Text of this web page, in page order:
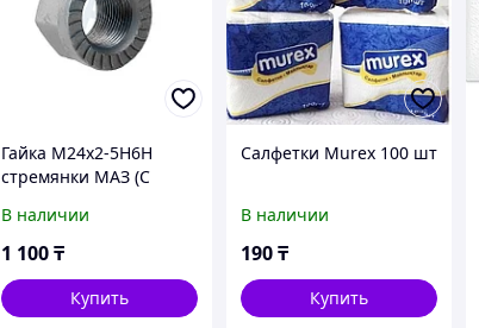
Гайка М24х2-5Н6Н
стремянки МАЗ (С
375006 СМ
В наличии
1 100₸
Купить
Салфетки Murex 100 шт
В наличии
190₸
Купить